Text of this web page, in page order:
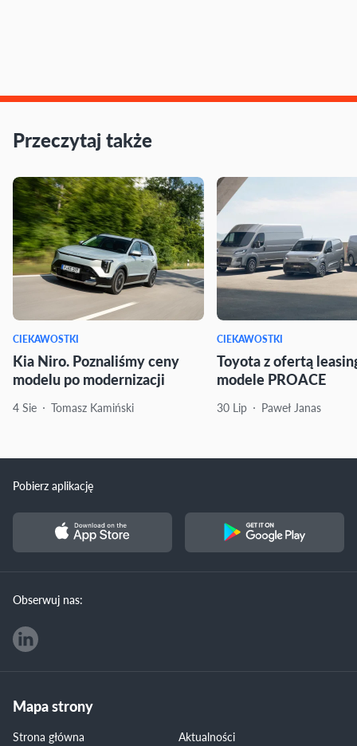
Przeczytaj także
CIEKAWOSTKI
Kia Niro. Poznaliśmy ceny
modelu po modernizacji
4 Sie Tomasz Kamiński
CIEKAWOSTKI
Toyota z ofertą
modele PROACE
30 Lip Paweł Janas
Pobierz aplikację
Obserwuj nas:
Mapa strony
Strona główna Aktualności